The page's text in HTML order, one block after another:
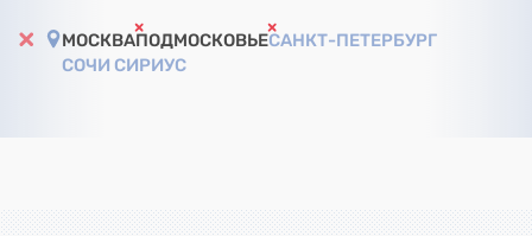
МОСКВАПОДМОСКОВЬЕСАНКТ-ПЕТЕРБУРГ
СОЧИ СИРИУС